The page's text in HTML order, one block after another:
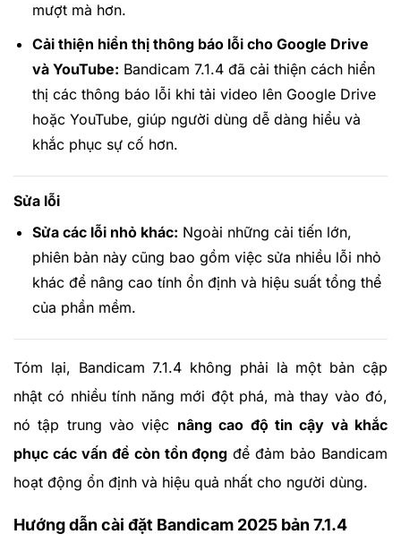
mượt mà hơn.
Cải thiện hiển thị thông báo lỗi cho Google Drive
và YouTube: Bandicam 7.1.4 đã cải thiện cách hiển
thị các thông báo lỗi khi tải video lên Google Drive
hoặc YouTube, giúp người dùng dễ dàng hiểu và
khắc phục sự cố hơn.
Sửa lỗi
Sửa các lỗi nhỏ khác: Ngoài những cải tiến lớn,
phiên bản này cũng bao gồm việc sửa nhiều lỗi nhỏ
khác để nâng cao tính ổn định và hiệu suất tổng thể
của phần mềm.
Tóm lại, Bandicam 7.1.4 không phải là một bản cập
nhật có nhiều tính năng mới đột phá, mà thay vào đó,
nó tập trung vào việc nâng cao độ tin cậy và khắc
phục các vấn đề còn tồn đọng để đảm bảo Bandicam
hoạt động ổn định và hiệu quả nhất cho người dùng.
Hướng dẫn cài đặt Bandicam 2025 bản 7.1.4